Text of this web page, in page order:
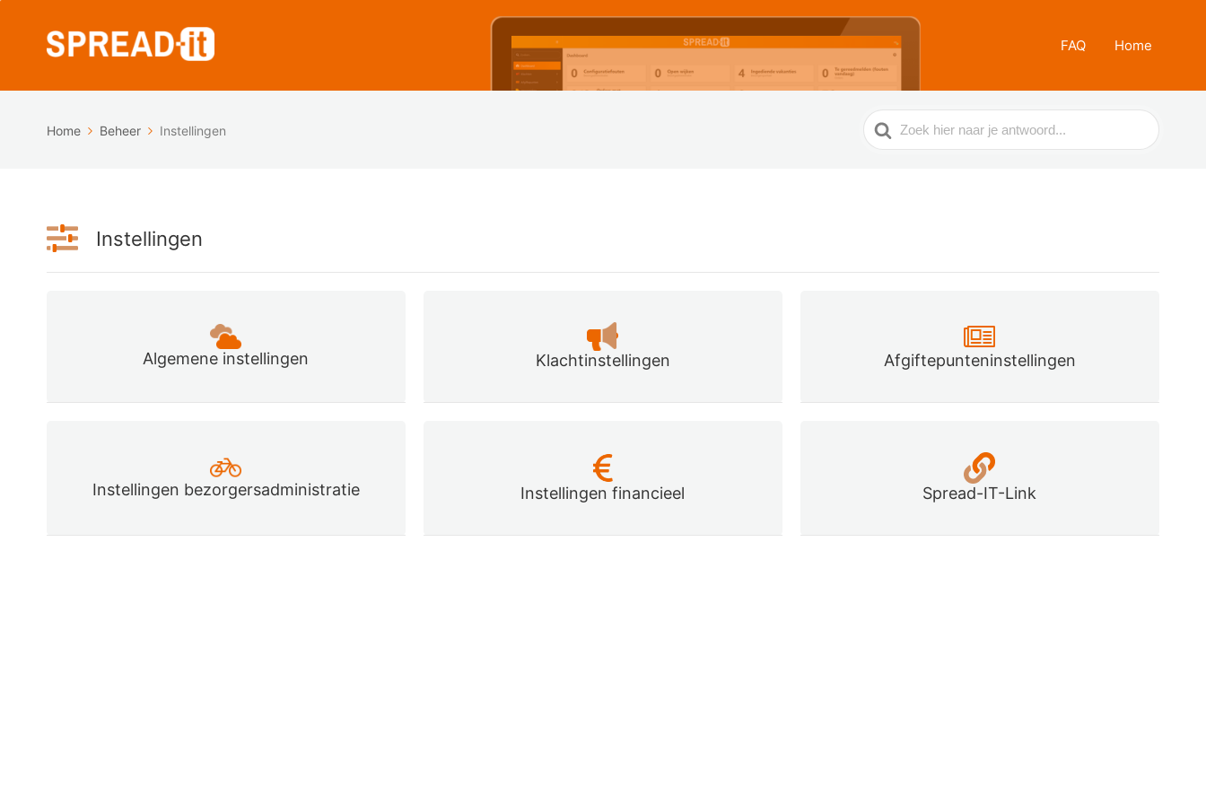
FAQ Home
Home Beheer Instellingen
Zoek
naar
Instellingen
Algemene instellingen Klachtinstellingen Afgiftepunteninstellingen
Instellingen bezorgersadministratie Instellingen financieel Spread-IT-Link